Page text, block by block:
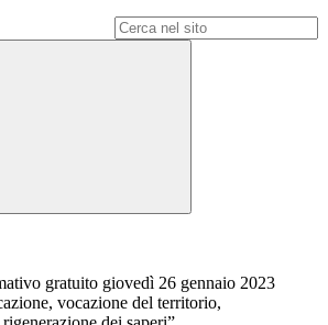
gratuito giovedì 26 gennaio 2023
vocazione del territorio,